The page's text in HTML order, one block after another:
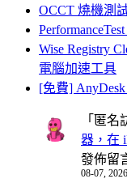
OCCT 燒機測
Wise Registry
電腦加速工具
[免費]
「 匿名
器，在
發佈留
08-07, 2026